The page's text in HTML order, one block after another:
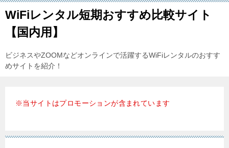
WiFiレンタル短期おすすめ比較サイト
【国内用】
ビジネスやZOOMなどオンラインで活躍するWiFiレンタルのおすす
めサイトを紹介！
※当サイトはプロモーションが含まれています